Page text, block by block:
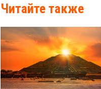
Читайте также